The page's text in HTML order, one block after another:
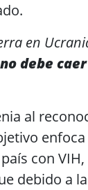
en
debe
al
con
debido a